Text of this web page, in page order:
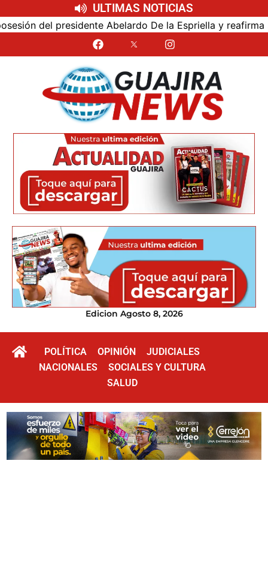
ULTIMAS NOTICIAS
del presidente Abelardo De la Espriella y reafirma su
Edicion Agosto 8, 2026
POLÍTICA OPINIÓN
JUDICIALES
NACIONALES
SOCIALES Y CULTURA
SALUD